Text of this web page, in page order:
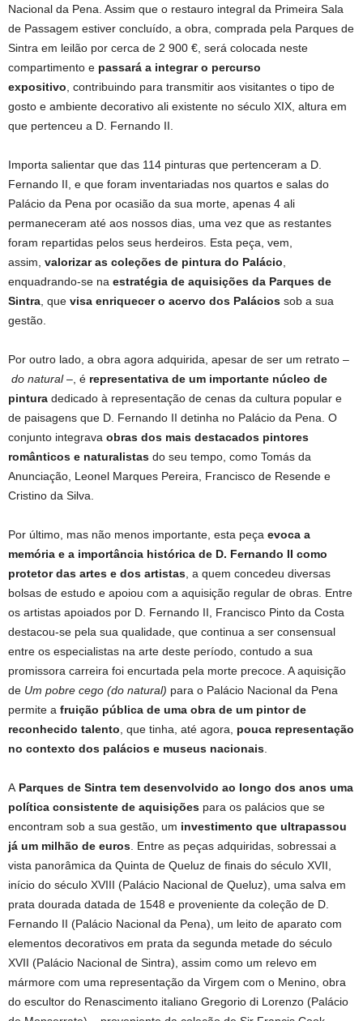
Nacional da Pena. Assim que o restauro integral da Primeira Sala
de Passagem estiver concluído, a obra, comprada pela Parques de
Sintra em leilão por cerca de 2 900 €, será colocada neste
compartimento e passará a integrar o percurso
expositivo , contribuindo para transmitir aos visitantes o tipo de
gosto e ambiente decorativo ali existente no século XIX, altura em
que pertenceu a D. Fernando II.
Importa salientar que das 114 pinturas que pertenceram a D.
Fernando II, e que foram inventariadas nos quartos e salas do
Palácio da Pena por ocasião da sua morte, apenas 4 ali
permaneceram até aos nossos dias, uma vez que as restantes
foram repartidas pelos seus herdeiros. Esta peça, vem,
assim, valorizar as coleções de pintura do Palácio
enquadrando-se na estratégia de aquisições da Parques de
Sintra , que visa enriquecer o acervo dos Palácios sob a sua
gestão.
Por outro lado, a obra agora adquirida, apesar de ser um retrato –
do natural–, é representativa de um importante núcleo de
pintura dedicado à representação de cenas da cultura popular e
de paisagens que D. Fernando II detinha no Palácio da Pena. O
conjunto integrava obras dos mais destacados pintores
românticos e naturalistas do seu tempo, como Tomás da
Anunciação, Leonel Marques Pereira, Francisco de Resende e
Cristino da Silva.
Por último, mas não menos importante, esta peça evoca a
memória e a importância histórica de D. Fernando II como
protetor das artes e dos artistas , a quem concedeu diversas
bolsas de estudo e apoiou com a aquisição regular de obras. Entre
os artistas apoiados por D. Fernando II, Francisco Pinto da Costa
destacou-se pela sua qualidade, que continua a ser consensual
entre os especialistas na arte deste período, contudo a sua
promissora carreira foi encurtada pela morte precoce. A aquisição
de Um pobre cego (do natural) para o Palácio Nacional da Pena
permite a fruição pública de uma obra de um pintor de
reconhecido talento , que tinha, até agora, pouca representação
no contexto dos palácios e museus nacionais
A Parques de Sintra tem desenvolvido ao longo dos anos uma
política consistente de aquisições para os palácios que se
encontram sob a sua gestão, um investimento que ultrapassou
já um milhão de euros . Entre as peças adquiridas, sobressai a
vista panorâmica da Quinta de Queluz de finais do século XVII,
início do século XVIII (Palácio Nacional de Queluz), uma salva em
prata dourada datada de 1548 e proveniente da coleção de D.
Fernando II (Palácio Nacional da Pena), um leito de aparato com
elementos decorativos em prata da segunda metade do século
XVII (Palácio Nacional de Sintra), assim como um relevo em
mármore com uma representação da Virgem com o Menino, obra
do escultor do Renascimento italiano Gregorio di Lorenzo (Palácio